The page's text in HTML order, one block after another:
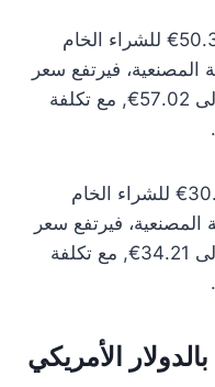
سعر الذهب عيار 10 اليوم يبلغ 50.33€ للشراء الخام
المصنعية، فيرتفع سعر
الشراء إلى 55.36€ وسعر البيع إلى 57.02€, مع تكلفة
سعر الذهب عيار 6 اليوم يبلغ 30.20€ للشراء الخام
المصنعية، فيرتفع سعر
الشراء إلى 33.22€ وسعر البيع إلى 34.21€, مع تكلفة
الأمريكي